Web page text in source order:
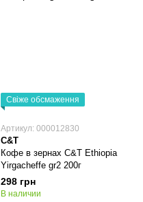
Свіже обсмаження
Артикул: 000012830
C&T
Кофе в зернах C&T Ethiopia
Yirgacheffe gr2 200г
298 грн
В наличии